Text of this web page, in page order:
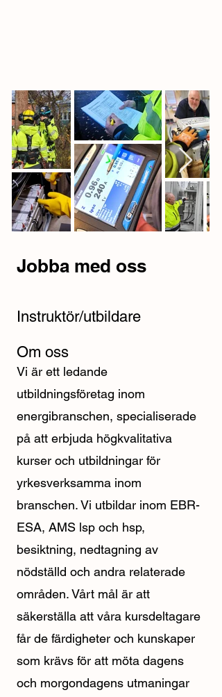
Jobba med oss
Instruktör/utbildare
Om oss
Vi är ett ledande
utbildningsföretag inom
energibranschen, specialiserade
på att erbjuda högkvalitativa
kurser och utbildningar för
yrkesverksamma inom
branschen. Vi utbildar inom EBR-
ESA, AMS lsp och hsp,
besiktning, nedtagning av
nödställd och andra relaterade
områden. Vårt mål är att
säkerställa att våra kursdeltagare
får de färdigheter och kunskaper
som krävs för att möta dagens
och morgondagens utmaningar